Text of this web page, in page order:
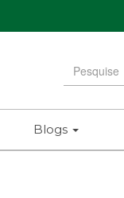
Search
for
Blogs